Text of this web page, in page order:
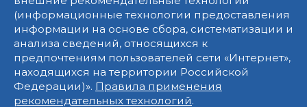
(информационные технологии предоставления
информации на основе сбора, систематизации и
анализа сведений, относящихся к
предпочтениям пользователей сети «Интернет»,
находящихся на территории Российской
Федерации)». Правила применения
рекомендательных технологий.